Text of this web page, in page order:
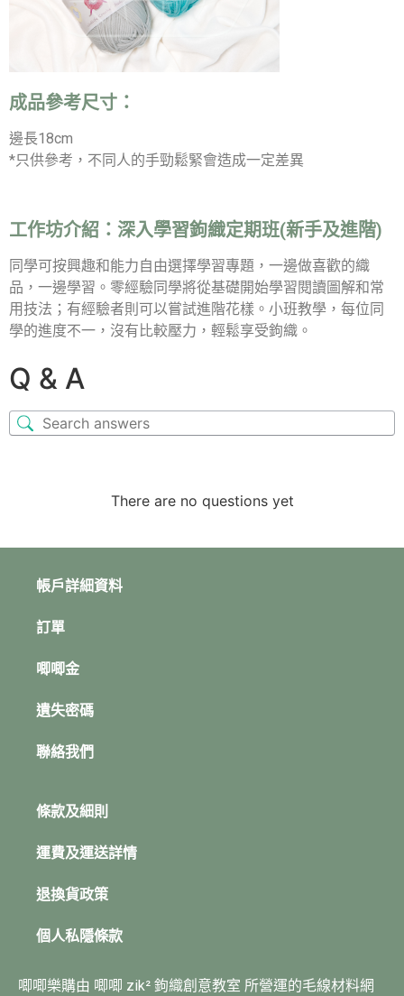
成品參考尺寸：
邊長18cm
*只供參考，不同人的手勁鬆緊會造成一定差異
工作坊介紹： 深入學習鉤織定期班(新手及進階)
同學可按興趣和能力自由選擇學習專題，一邊做喜歡的織
品，一邊學習。零經驗同學將從基礎開始學習閱讀圖解和常
用技法；有經驗者則可以嘗試進階花樣。小班教學，每位同
學的進度不一，沒有比較壓力，輕鬆享受鉤織。
Q & A
There are no questions yet
帳戶詳細資料
訂單
唧唧金
遺失密碼
聯絡我們
條款及細則
運費及運送詳情
退換貨政策
個人私隱條款
唧唧樂購由 唧唧 zik² 鉤織創意教室 所營運的毛線材料網